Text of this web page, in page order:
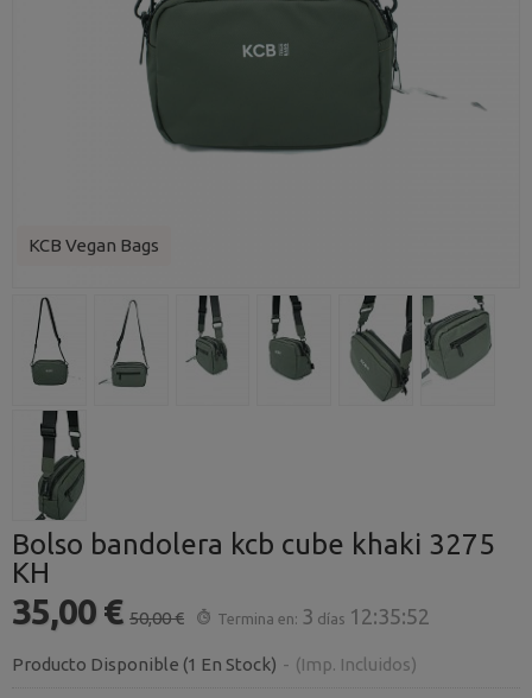
KCB Vegan Bags
Bolso bandolera kcb cube khaki 3275
KH
35,00 € 50,00 € Termina en: 3 días 12:35:52
Producto Disponible (1 En Stock) - (Imp. Incluidos)